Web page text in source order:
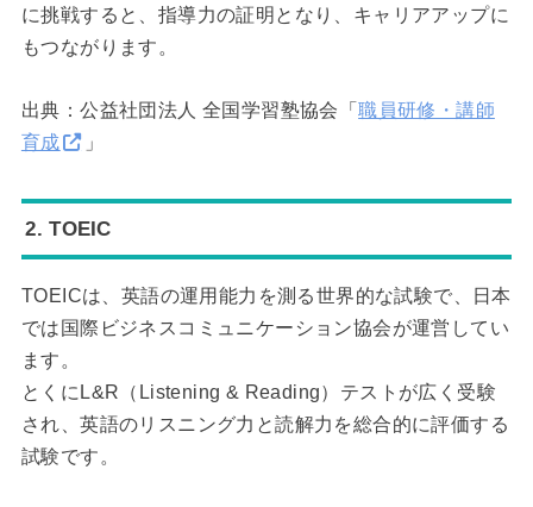
に挑戦すると、指導力の証明となり、キャリアアップに
もつながります。
出典：公益社団法人 全国学習塾協会「職員研修・講師
育成
」
2. TOEIC
TOEICは、英語の運用能力を測る世界的な試験で、日本
では国際ビジネスコミュニケーション協会が運営してい
ます。
とくにL&R（Listening & Reading）テストが広く受験
され、英語のリスニング力と読解力を総合的に評価する
試験です。